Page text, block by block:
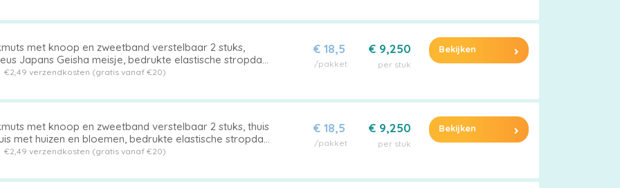
met knoop en zweetband verstelbaar 2 stuks,
Japans Geisha meisje, bedrukte elastische stropdas
€2,49 verzendkosten (gratis vanaf €20)
€ 18,5
/pakket
€ 9,250
per stuk
Bekijken
met knoop en zweetband verstelbaar 2 stuks, thuis
met huizen en bloemen, bedrukte elastische stropdas
€2,49 verzendkosten (gratis vanaf €20)
€ 18,5
/pakket
€ 9,250
per stuk
Bekijken